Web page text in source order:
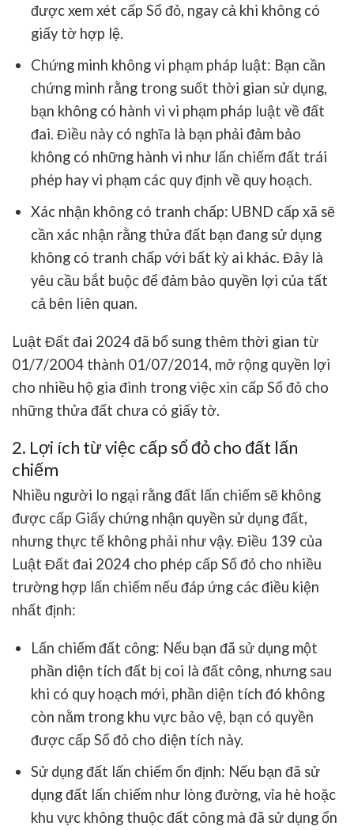
được xem xét cấp Sổ đỏ, ngay cả khi không có
giấy tờ hợp lệ.
Chứng minh không vi phạm pháp luật: Bạn cần
chứng minh rằng trong suốt thời gian sử dụng,
bạn không có hành vi vi phạm pháp luật về đất
đai. Điều này có nghĩa là bạn phải đảm bảo
không có những hành vi như lấn chiếm đất trái
phép hay vi phạm các quy định về quy hoạch.
Xác nhận không có tranh chấp: UBND cấp xã sẽ
cần xác nhận rằng thửa đất bạn đang sử dụng
không có tranh chấp với bất kỳ ai khác. Đây là
yêu cầu bắt buộc để đảm bảo quyền lợi của tất
cả bên liên quan.
Luật Đất đai 2024 đã bổ sung thêm thời gian từ
01/7/2004 thành 01/07/2014, mở rộng quyền lợi
cho nhiều hộ gia đình trong việc xin cấp Sổ đỏ cho
những thửa đất chưa có giấy tờ.
2. Lợi ích từ việc cấp sổ đỏ cho đất lấn
chiếm
Nhiều người lo ngại rằng đất lấn chiếm sẽ không
được cấp Giấy chứng nhận quyền sử dụng đất,
nhưng thực tế không phải như vậy. Điều 139 của
Luật Đất đai 2024 cho phép cấp Sổ đỏ cho nhiều
trường hợp lấn chiếm nếu đáp ứng các điều kiện
nhất định:
Lấn chiếm đất công: Nếu bạn đã sử dụng một
phần diện tích đất bị coi là đất công, nhưng sau
khi có quy hoạch mới, phần diện tích đó không
còn nằm trong khu vực bảo vệ, bạn có quyền
được cấp Sổ đỏ cho diện tích này.
Sử dụng đất lấn chiếm ổn định: Nếu bạn đã sử
dụng đất lấn chiếm như lòng đường, vỉa hè hoặc
khu vực không thuộc đất công mà đã sử dụng ổn